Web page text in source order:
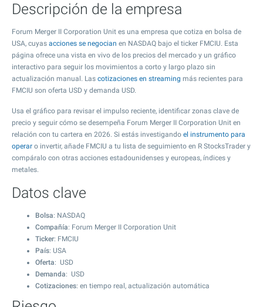
Descripción de la empresa
Forum Merger II Corporation Unit es una empresa que cotiza en bolsa de
USA, cuyas acciones se negocian en NASDAQ bajo el ticker FMCIU. Esta
página ofrece una vista en vivo de los precios del mercado y un gráfico
interactivo para seguir los movimientos a corto y largo plazo sin
actualización manual. Las cotizaciones en streaming más recientes para
FMCIU son oferta USD y demanda USD.
Usa el gráfico para revisar el impulso reciente, identificar zonas clave de
precio y seguir cómo se desempeña Forum Merger II Corporation Unit en
relación con tu cartera en 2026. Si estás investigando el instrumento para
operar o invertir, añade FMCIU a tu lista de seguimiento en R StocksTrader y
compáralo con otras acciones estadounidenses y europeas, índices y
metales.
Datos clave
Bolsa: NASDAQ
Compañía: Forum Merger II Corporation Unit
Ticker: FMCIU
País: USA
Oferta: USD
Demanda: USD
Cotizaciones: en tiempo real, actualización automática